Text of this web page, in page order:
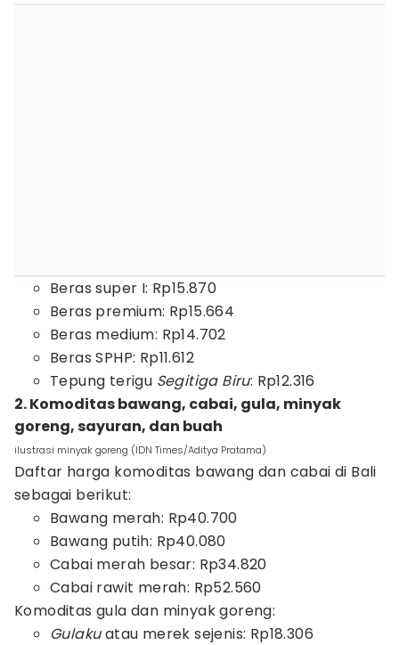
Beras super I: Rp15.870
Beras premium: Rp15.664
Beras medium: Rp14.702
Beras SPHP: Rp11.612
Tepung terigu Segitiga Biru: Rp12.316
2. Komoditas bawang, cabai, gula, minyak
goreng, sayuran, dan buah
ilustrasi minyak goreng (IDN Times/Aditya Pratama)
Daftar harga komoditas bawang dan cabai di Bali
sebagai berikut:
Bawang merah: Rp40.700
Bawang putih: Rp40.080
Cabai merah besar: Rp34.820
Cabai rawit merah: Rp52.560
Komoditas gula dan minyak goreng:
Gulakuatau merek sejenis: Rp18.306